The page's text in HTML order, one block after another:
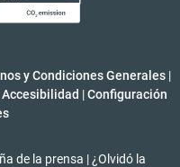
y Condiciones Generales |
Accesibilidad | Configuración
de la prensa | ¿Olvidó la